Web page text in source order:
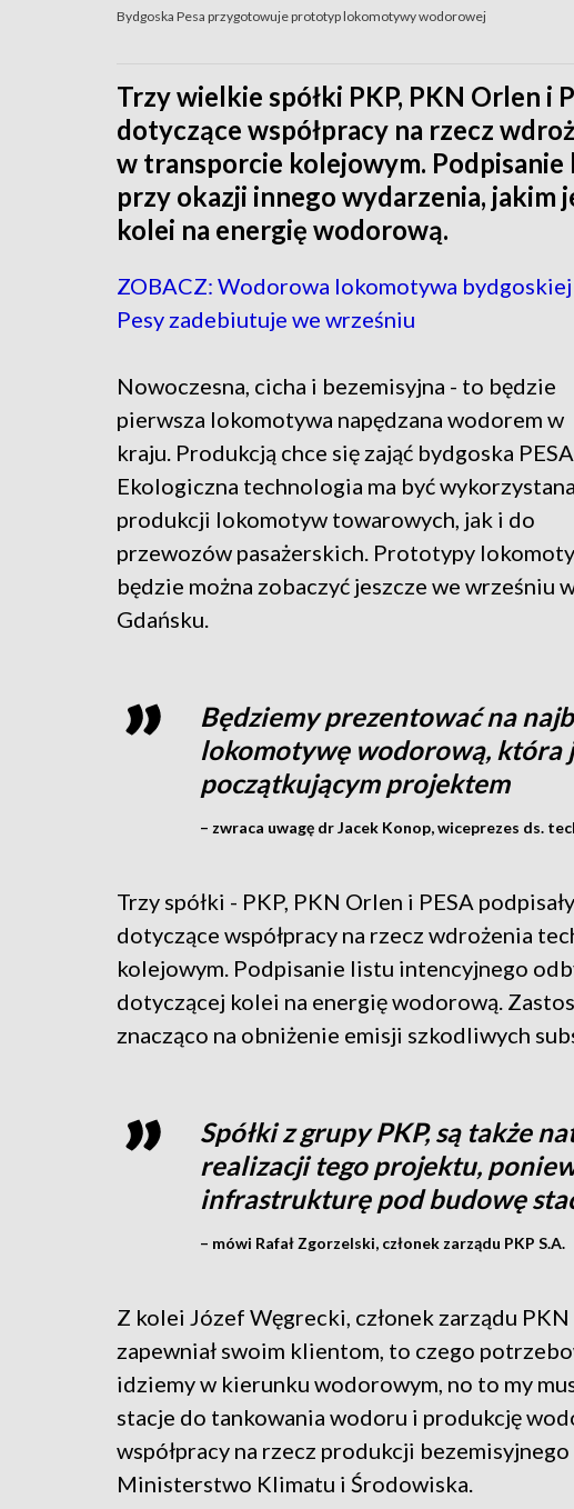
Bydgoska Pesa przygotowuje prototyp lokomotywy wodorowej
Trzy wielkie spółki PKP, PKN Orlen i
dotyczące współpracy na rzecz
w transporcie kolejowym.
przy okazji innego wydarzenia, jakim
kolei na energię wodorową.
ZOBACZ: Wodorowa lokomotywa bydgoskiej
Pesy zadebiutuje we wrześniu
Nowoczesna, cicha i bezemisyjna - to będzie
pierwsza lokomotywa napędzana wodorem w
kraju. Produkcją chce się zająć bydgoska PESA.
Ekologiczna technologia ma być
produkcji lokomotyw towarowych, jak i do
przewozów pasażerskich. Prototypy
będzie można zobaczyć jeszcze we wrześniu
Gdańsku.
Będziemy prezentować na
lokomotywę wodorową, która
początkującym projektem
– zwraca uwagę dr Jacek Konop, wiceprezes ds.
Trzy spółki - PKP, PKN Orlen i PESA
dotyczące współpracy na rzecz wdrożenia
kolejowym. Podpisanie listu intencyjnego
dotyczącej kolei na energię wodorową.
znacząco na obniżenie emisji szkodliwych
Spółki z grupy PKP, są także
realizacji tego projektu,
infrastrukturę pod budowę
– mówi Rafał Zgorzelski, członek zarządu PKP S.A.
Z kolei Józef Węgrecki, członek zarządu
zapewniał swoim klientom, to czego
idziemy w kierunku wodorowym, no to my
stacje do tankowania wodoru i produkcję
współpracy na rzecz produkcji
Ministerstwo Klimatu i Środowiska.